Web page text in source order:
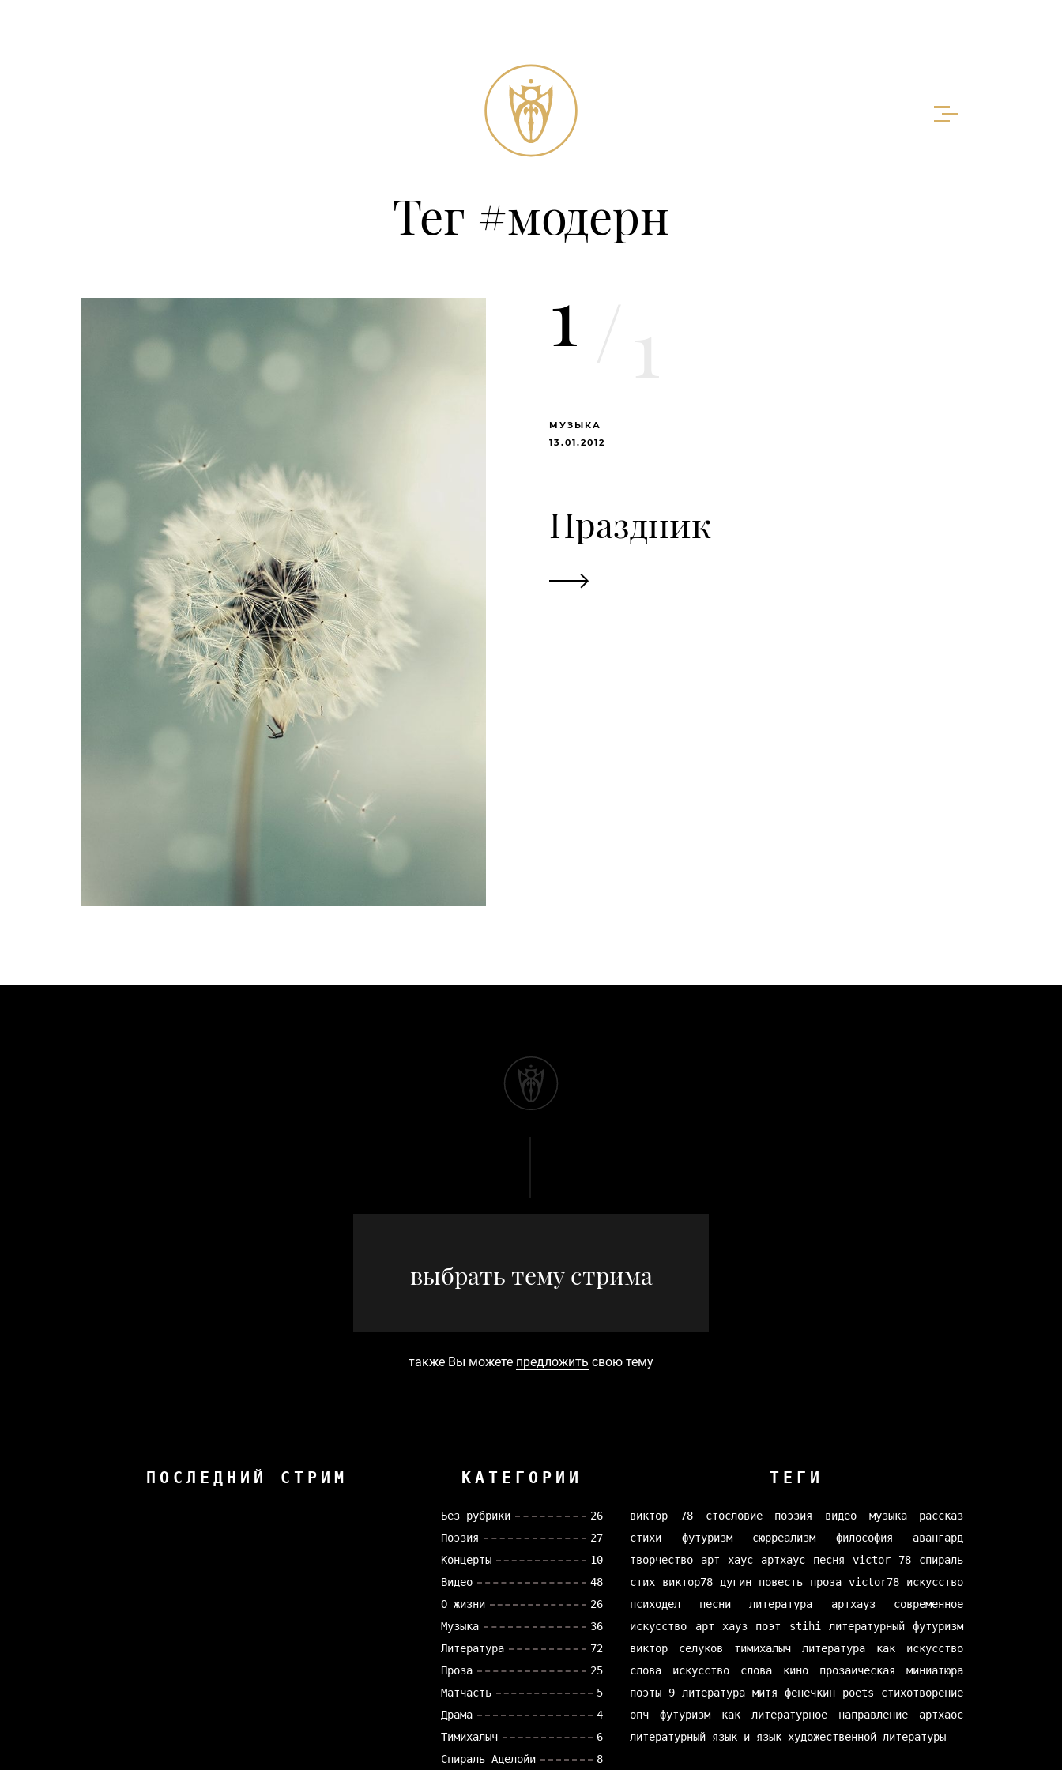
Тег #модерн
1
МУЗЫКА
13.01.2012
Праздник
выбрать тему стрима
также Вы можете предложить свою тему
ПОСЛЕДНИЙ СТРИМ КАТЕГОРИИ
Без рубрики
26
Поэзия
27
Концерты
10
Видео
48
О жизни
26
Музыка
36
Литература
72
Проза
25
Матчасть
5
Драма
4
Тимихалыч
6
Спираль Аделойи
8
ТЕГИ
виктор 78 стословие поэзия видео музыка
рассказ
стихи
футуризм сюрреализм философия
авангард
творчество
арт хаус артхаус песня victor 78
спираль
стих
виктор78 дугин повесть проза victor78
искусство
психодел
песни литература артхауз
современное
искусство
арт хауз поэт stihi
литературный футуризм
виктор селуков
тимихалыч
литература как искусство
слова
искусство слова кино
прозаическая миниатюра
поэты
9 литература митя фенечкин poets
стихотворение
опч
футуризм как литературное направление
артхаос
литературный язык и язык художественной литературы